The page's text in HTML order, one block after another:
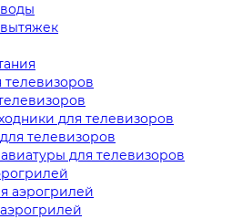
телевизоров
для телевизоров
телевизоров
для телевизоров
аэрогрилей